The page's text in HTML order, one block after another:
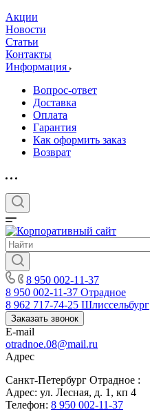
Акции
Новости
Статьи
Контакты
Информация
Вопрос-ответ
Доставка
Оплата
Гарантия
Как оформить заказ
Возврат
8 950 002-11-37
8 950 002-11-37 Отрадное
8 962 717-74-25 Шлиссельбург
Заказать звонок
E-mail
otradnoe.08@mail.ru
Адрес
Санкт-Петербург Отрадное :
Адрес: ул. Лесная, д. 1, кп 4
Телефон: 8 950 002-11-37